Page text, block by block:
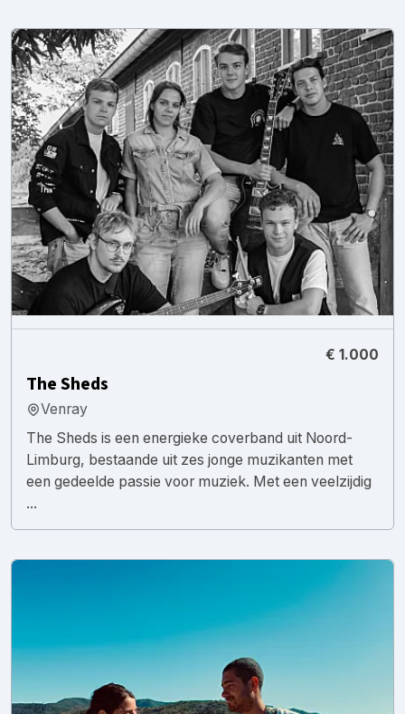
€ 1.000
The Sheds
Venray
The Sheds is een energieke coverband uit Noord-
Limburg, bestaande uit zes jonge muzikanten met
een gedeelde passie voor muziek. Met een veelzijdig
...